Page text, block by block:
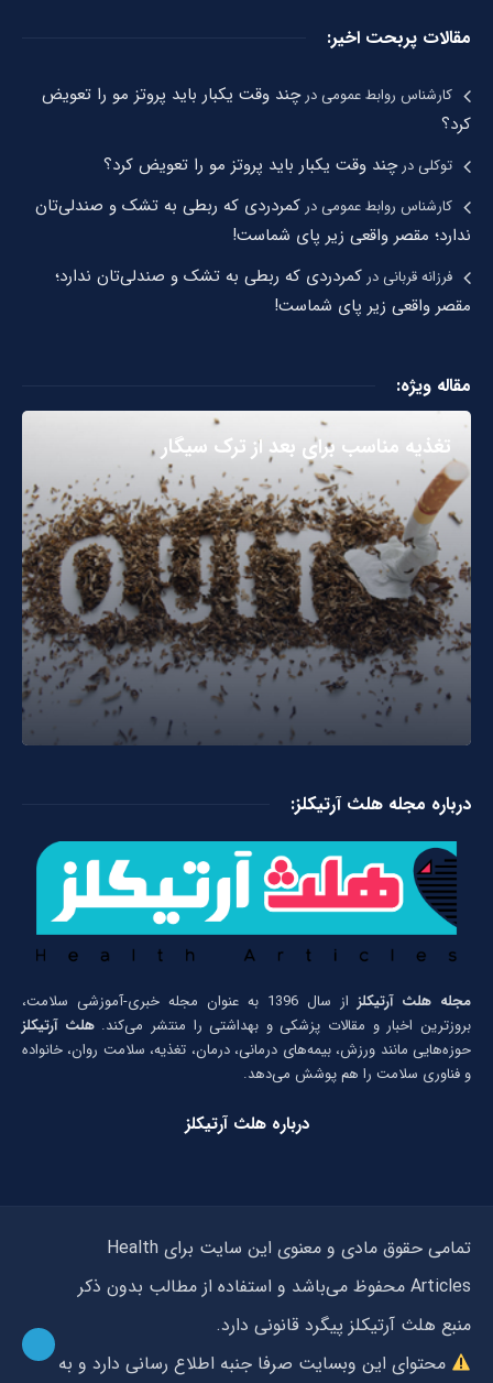
مقالات پربحت اخیر:
کارشناس روابط عمومیدرچند وقت یکبار باید پروتز مو را تعویض
کرد؟
توکلیدرچند وقت یکبار باید پروتز مو را تعویض کرد؟
کارشناس روابط عمومیدر کمردردی که ربطی به تشک و صندلی‌تان
ندارد؛ مقصر واقعی زیر پای شماست!
فرزانه قربانیدر کمردردی که ربطی به تشک و صندلی‌تان ندارد؛
مقصر واقعی زیر پای شماست!
مقاله ویژه:
تغذیه مناسب برای بعد از ترک سیگار
درباره مجله هلث آرتیکلز:
مجله هلث آرتیکلز
از سال 1396 به عنوان مجله خبری-آموزشی سلامت،
بروزترین اخبار و مقالات پزشکی و بهداشتی را منتشر می‌کند.هلث آرتیکلز
حوزه‌هایی مانند ورزش، بیمه‌های درمانی، درمان، تغذیه، سلامت روان، خانواده
و فناوری سلامت را هم پوشش می‌دهد.
درباره هلث آرتیکلز
تمامی حقوق مادی و معنوی این سایت برای Health
Articles محفوظ می‌باشد و استفاده از مطالب بدون ذکر
منبع هلث آرتیکلز پیگرد قانونی دارد.
محتوای این وبسایت صرفا جنبه اطلاع رسانی دارد و به